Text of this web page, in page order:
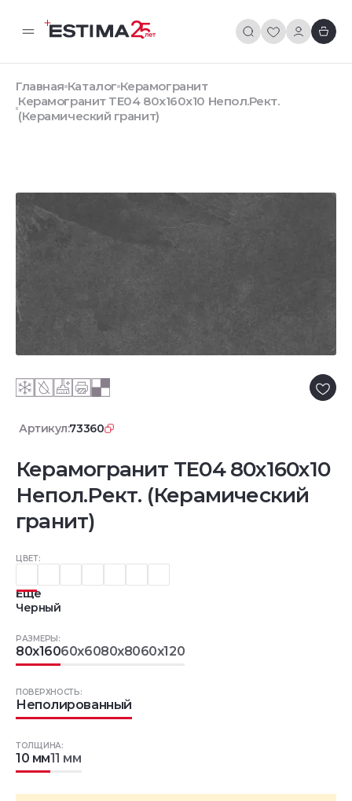
Главная Каталог Керамогранит
Керамогранит TE04 80x160x10 Непол.Рект.
(Керамический гранит)
Артикул:73360
Керамогранит TE04 80x160x10
Непол.Рект. (Керамический
гранит)
ЦВЕТ:
Еще
Черный
РАЗМЕРЫ:
80x16060x6080x8060x120
ТОЛЩИНА:
10 мм11 мм
ПОВЕРХНОСТЬ:
Неполированный